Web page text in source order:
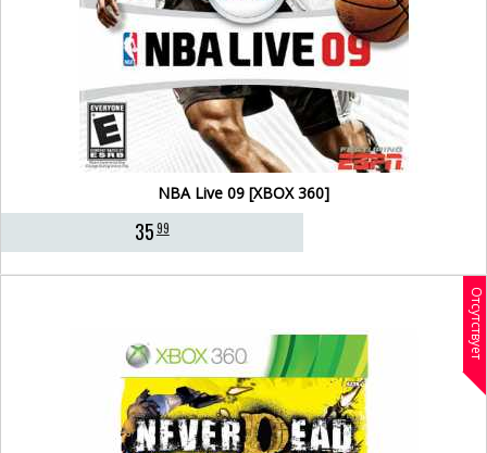
NBA Live 09 [XBOX 360]
3599
Отсутствует